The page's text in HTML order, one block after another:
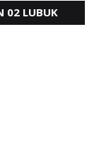
02 LUBUK